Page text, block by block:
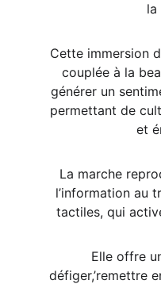
la
Cette immersion
couplée à la
générer un
permettant de
et
La marche
l’information au
tactiles, qui
Elle offre
défiger,’remettre